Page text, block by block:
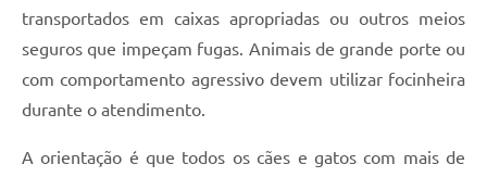
transportados em caixas apropriadas ou outros meios
seguros que impeçam fugas. Animais de grande porte ou
com comportamento agressivo devem utilizar focinheira
durante o atendimento.
A orientação é que todos os cães e gatos com mais de